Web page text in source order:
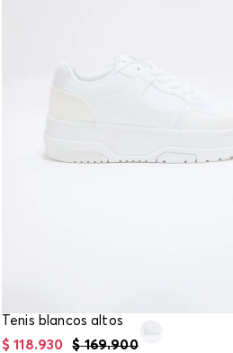
Tenis blancos altos
$ 169.900
$ 118.930